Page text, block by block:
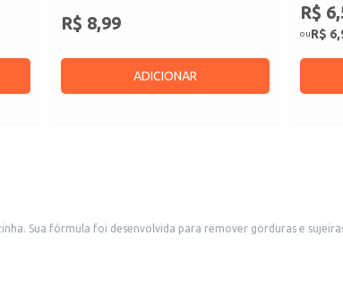
R$ 8,99
ADICIONAR
R$
ouR$
Sua fórmula foi desenvolvida para remover gorduras e